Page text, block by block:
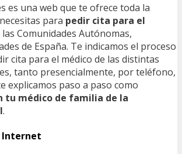
es una web que te ofrece toda la
para pedir cita para el
Comunidades Autónomas,
de España. Te indicamos el proceso
cita para el médico de las distintas
tanto presencialmente, por teléfono,
explicamos paso a paso como
tu médico de familia de la
.
Internet